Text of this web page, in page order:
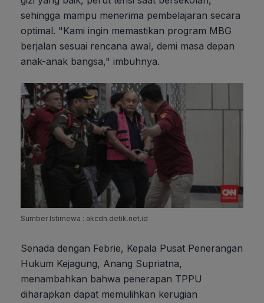
sehingga mampu menerima pembelajaran secara
optimal. "Kami ingin memastikan program MBG
berjalan sesuai rencana awal, demi masa depan
anak-anak bangsa," imbuhnya.
Sumber Istimewa : akcdn.detik.net.id
Senada dengan Febrie, Kepala Pusat Penerangan
Hukum Kejagung, Anang Supriatna,
menambahkan bahwa penerapan TPPU
diharapkan dapat memulihkan kerugian